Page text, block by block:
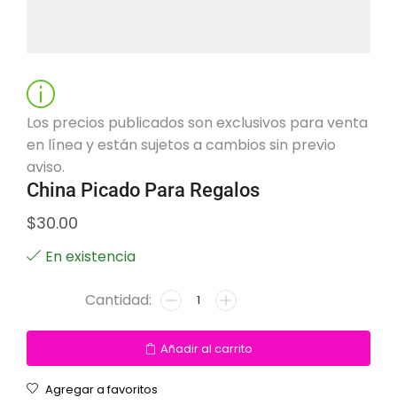
Los precios publicados son exclusivos para venta
en línea y están sujetos a cambios sin previo
aviso.
China Picado Para Regalos
$30.00
En existencia
Añadir al carrito
Agregar a favoritos